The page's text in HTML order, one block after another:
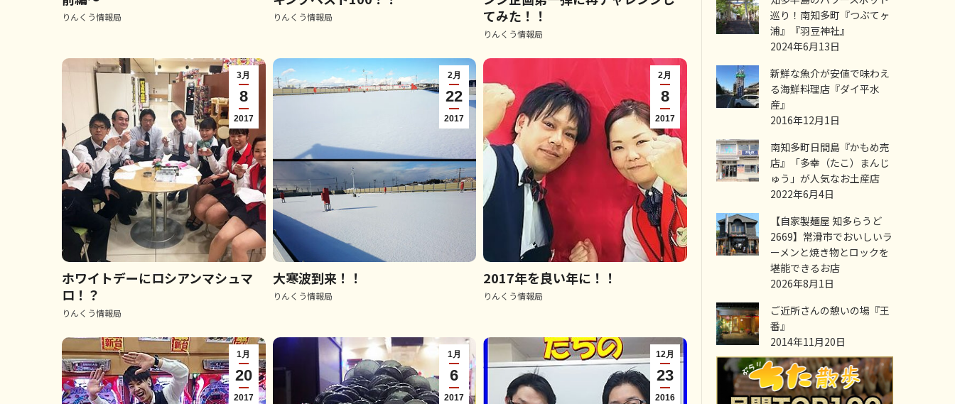
りんくう情報局 りんくう情報局
てみた！！
りんくう情報局
3月
8
2017
ホワイトデーにロシアンマシュマ
ロ！？
りんくう情報局
2月
22
2017
大寒波到来！！
りんくう情報局
2月
8
2017
2017年を良い年に！！
りんくう情報局
1月
20
2017
1月
6
2017
12月
23
2016
巡り！南知多町『つぶてヶ
浦』『羽豆神社』
2024年6月13日
新鮮な魚介が安値で味わえ
る海鮮料理店『ダイ平水
産』
2016年12月1日
南知多町日間島『かもめ売
店』「多幸（たこ）まんじ
ゅう」が人気なお土産店
2022年6月4日
【自家製麺屋 知多らうど
2669】常滑市でおいしいラ
ーメンと焼き物とロックを
堪能できるお店
2026年8月1日
ご近所さんの憩いの場『王
番』
2014年11月20日